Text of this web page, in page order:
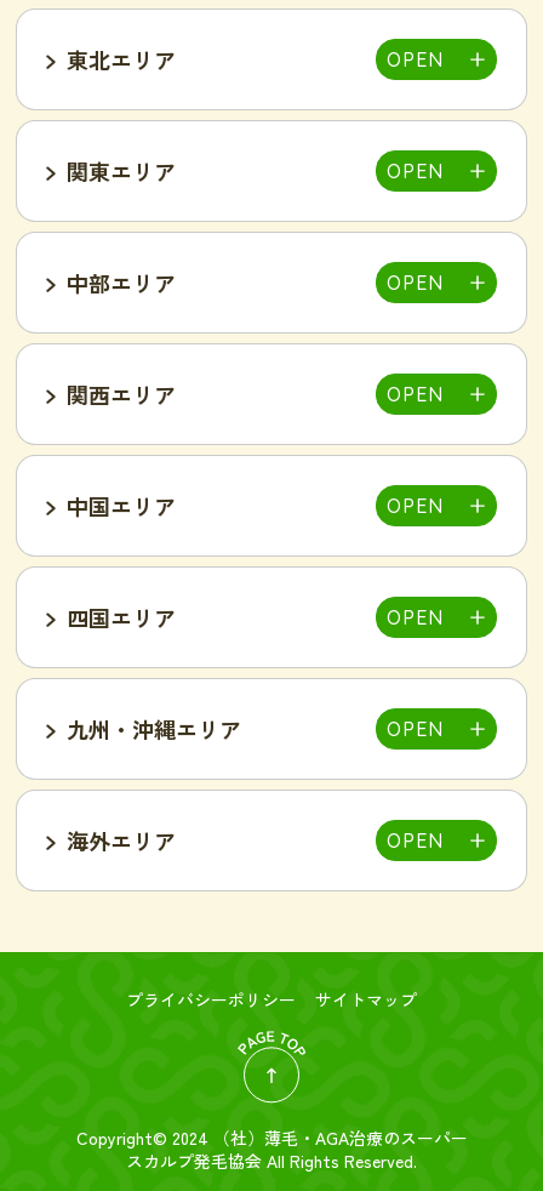
東北エリア
仙台泉店
関東エリア
大宮店 新所沢西口店
池袋西口店
吉祥寺駅前店
小岩駅前店 渋谷店 新橋店
小山店
湘南藤沢店 新横浜菊名店
群馬太田店
つくば店 水戸店
中部エリア
富山インター店
甲府中央店
岐阜可児店
一宮店 岡崎駅前店
豊田南店
名古屋駅前店
名古屋金山駅前店
新潟燕三条店
金沢店
関西エリア
明石駅前店
豊岡店
東加古川店
姫路店
和歌山店
旭・千林店 梅田北新地店
新大阪店
高槻駅前店
寝屋川枚方店
大津膳所店
中国エリア
岡山駅前店 岡山東店
東広島西条店 広島福山店
四国エリア
高知西店
九州・沖縄エリア
海外エリア
プライバシーポリシー
サイトマップ
Copyright© 2024 （社） 薄毛・AGA治療のスーパー
スカルプ発毛協会 All Rights Reserved.